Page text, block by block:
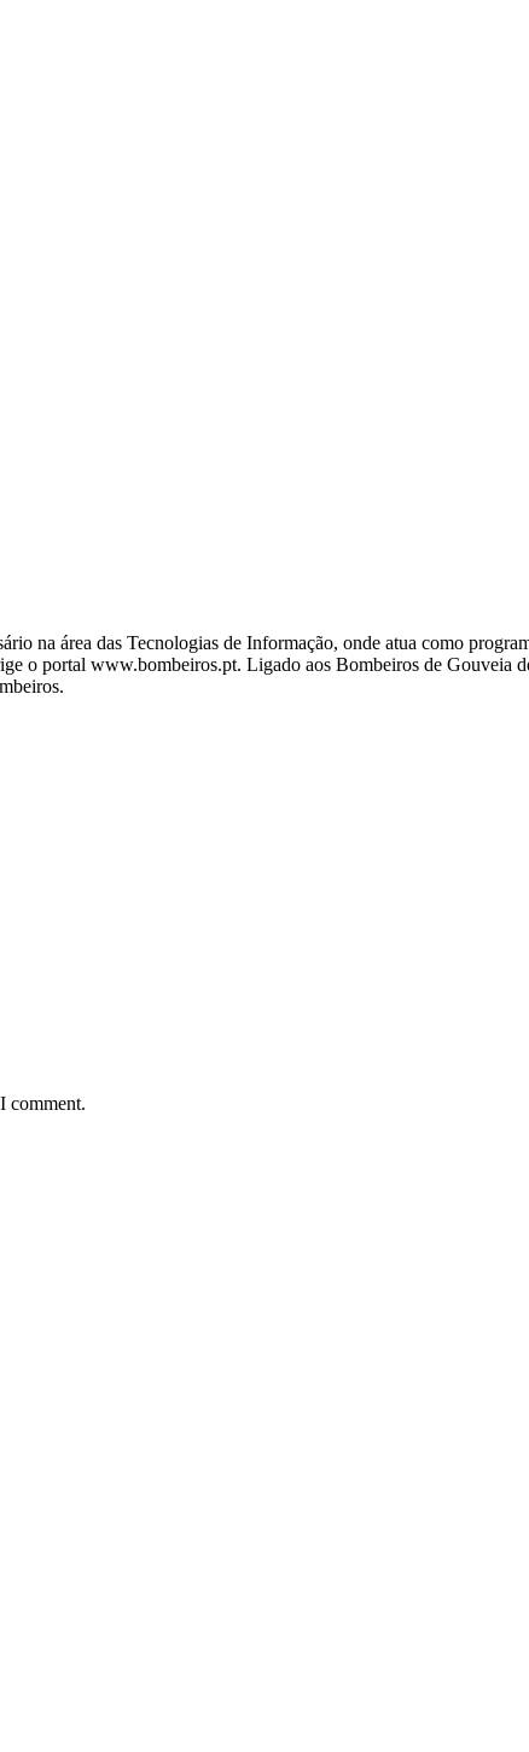
na área das Tecnologias de Informação, onde atua como
o portal www.bombeiros.pt. Ligado aos Bombeiros de Gouveia
comment.